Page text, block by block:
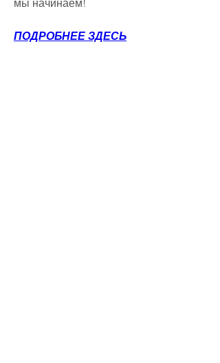
ПОДРОБНЕЕ ЗДЕСЬ